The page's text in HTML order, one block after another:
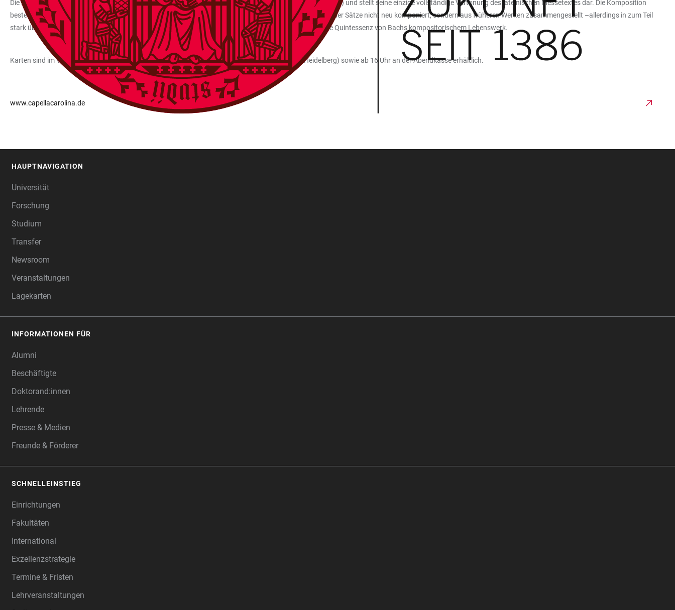
Die h-Moll-Messe (BWV 232) gilt als das letzte große Vokalwerk von Johann Sebastian Bach (1685 bis 1750) und stellt seine einzige vollständige Vertonung des lateinischen Messetextes dar. Die Komposition
besteht aus 18 Chorsätzen und neun Arien. Wie bei anderen Bach-Werken auch, wurde dabei ein Großteil der Sätze nicht neu komponiert, sondern aus früheren Werken zusammengestellt –allerdings in zum Teil
stark überabeiteter Form. Das Werk verkörpert nach den Worten von Prof. Wassermann so etwas wie die Quintessenz von Bachs kompositorischem Lebenswerk.
Karten sind im Vorverkauf über die Website der Camerata Carolina, bei Dürninger (Sofienstr.11, Heidelberg) sowie ab 16 Uhr an der Abendkasse erhältlich.
www.capellacarolina.de
HAUPTNAVIGATION
Universität
Forschung
Studium
Transfer
Newsroom
Veranstaltungen
Lagekarten
INFORMATIONEN FÜR
Alumni
Beschäftigte
Doktorand:innen
Lehrende
Presse & Medien
Freunde & Förderer
SCHNELLEINSTIEG
Einrichtungen
Fakultäten
International
Exzellenzstrategie
Termine & Fristen
Lehrveranstaltungen